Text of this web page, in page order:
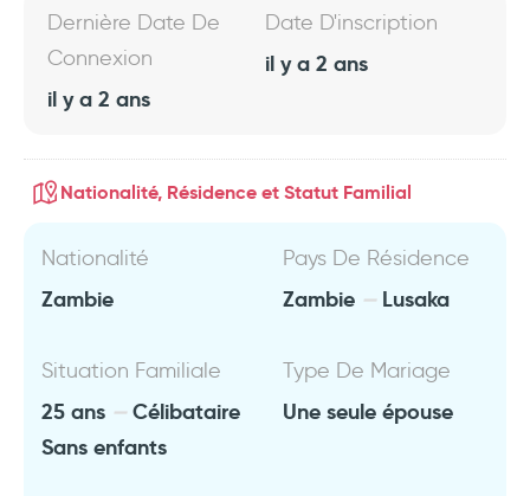
Dernière Date De
Connexion
il y a 2 ans
Date D'inscription
il y a 2 ans
Nationalité, Résidence et Statut Familial
Nationalité
Zambie
Pays De Résidence
Zambie Lusaka
Situation Familiale
25 ans
Célibataire
Sans enfants
Type De Mariage
Une seule épouse